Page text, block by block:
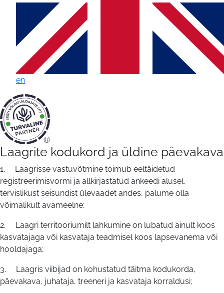
en
®
Laagri
kodukord
ja
päevakava
|
ESTLIKE
MTÜ
Laagrite kodukord ja üldine päevakava
1. Laagrisse vastuvõtmine toimub eeltäidetud
registreerimisvormi ja allkirjastatud ankeedi alusel,
tervislikust seisundist ülevaadet andes, palume olla
võimalikult avameelne;
2. Laagri territooriumilt lahkumine on lubatud ainult koos
kasvatajaga või kasvataja teadmisel koos lapsevanema või
hooldajaga;
3. Laagris viibijad on kohustatud täitma kodukorda,
päevakava, juhataja, treeneri ja kasvataja korraldusi;